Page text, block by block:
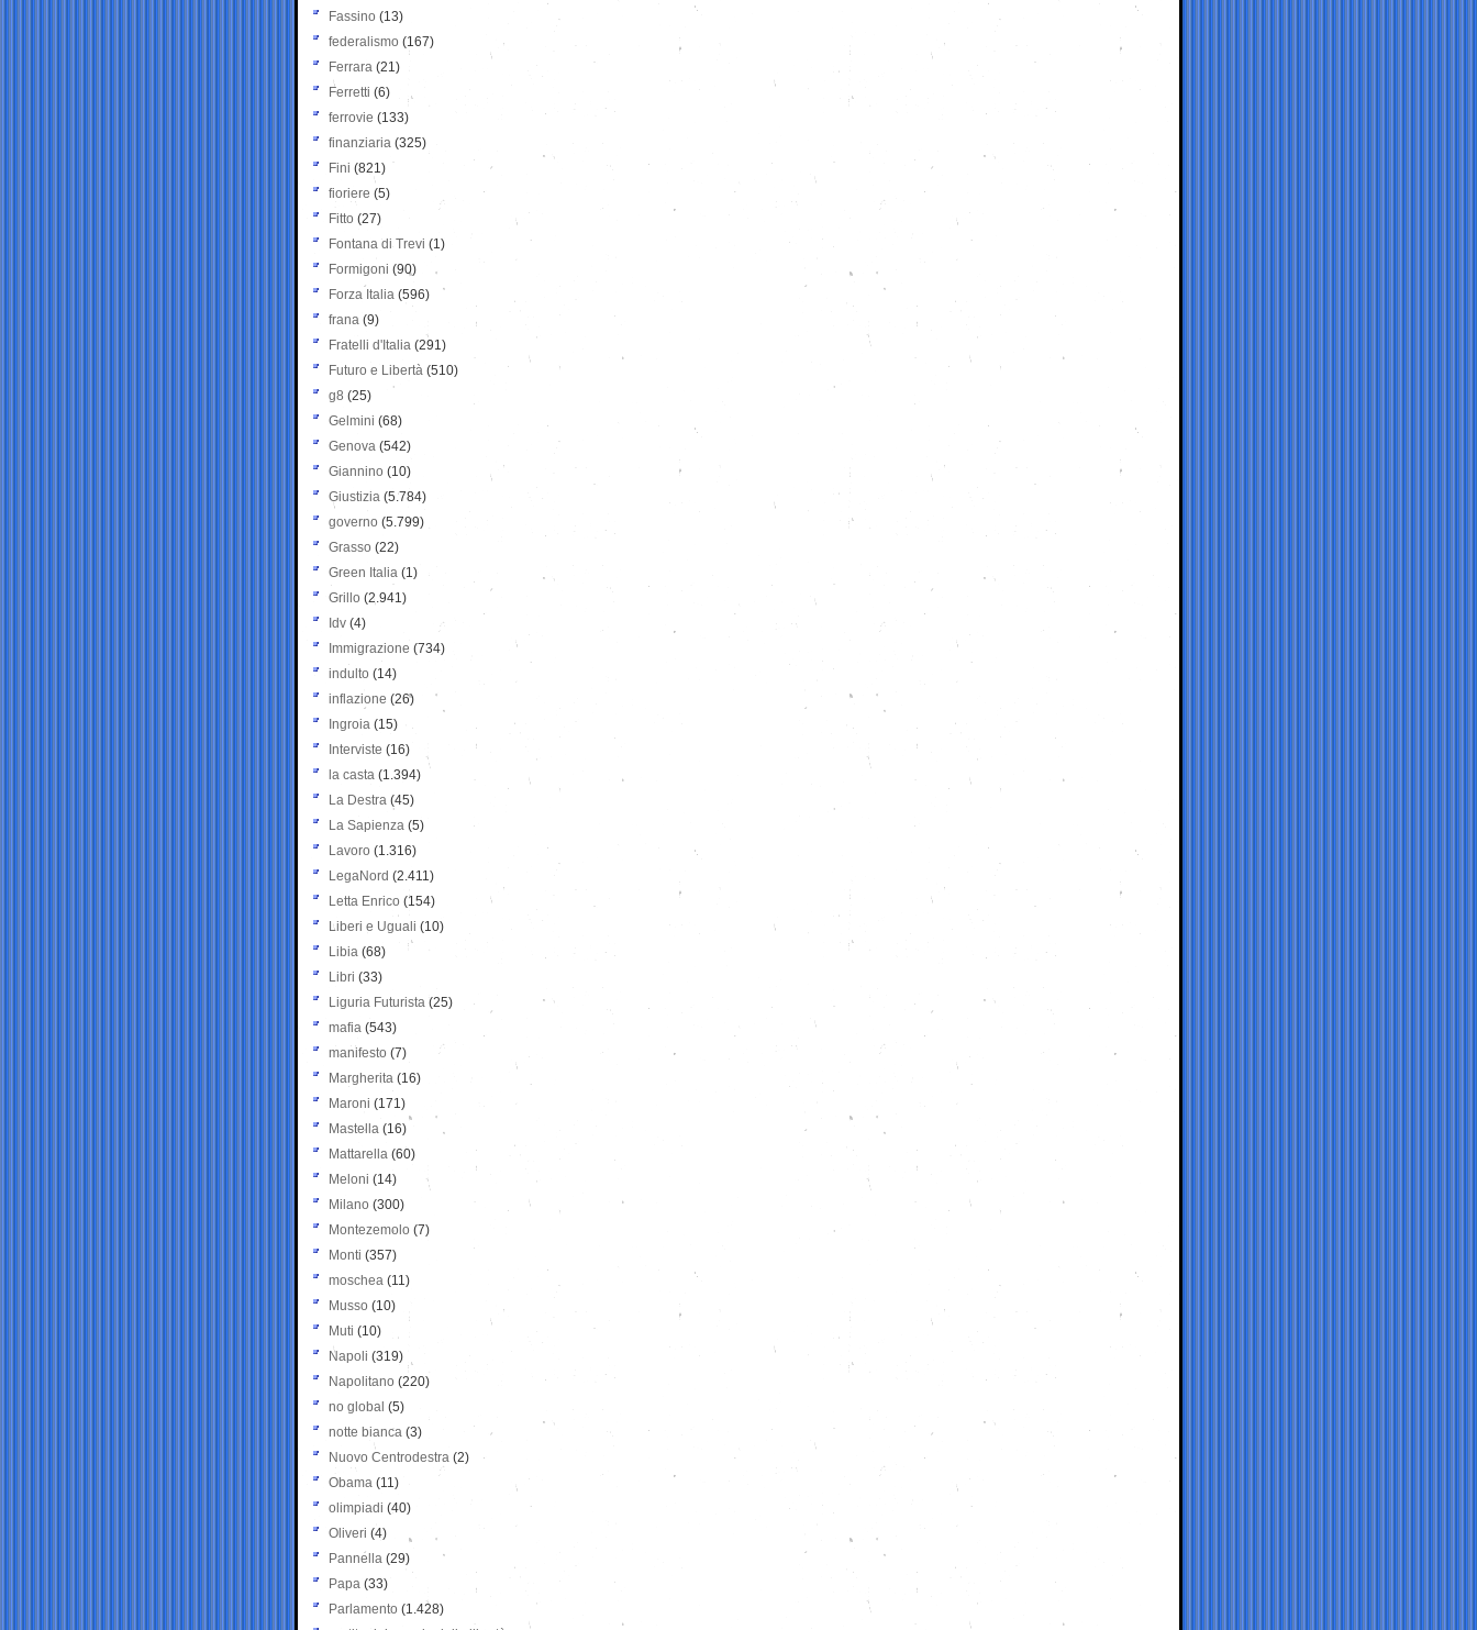
Fassino (13)
federalismo (167)
Ferrara (21)
Ferretti (6)
ferrovie (133)
finanziaria (325)
Fini (821)
fioriere (5)
Fitto (27)
Fontana di Trevi (1)
Formigoni (90)
Forza Italia (596)
frana (9)
Fratelli d'Italia (291)
Futuro e Libertà (510)
g8 (25)
Gelmini (68)
Genova (542)
Giannino (10)
Giustizia (5.784)
governo (5.799)
Grasso (22)
Green Italia (1)
Grillo (2.941)
Idv (4)
Immigrazione (734)
indulto (14)
inflazione (26)
Ingroia (15)
Interviste (16)
la casta (1.394)
La Destra (45)
La Sapienza (5)
Lavoro (1.316)
LegaNord (2.411)
Letta Enrico (154)
Liberi e Uguali (10)
Libia (68)
Libri (33)
Liguria Futurista (25)
mafia (543)
manifesto (7)
Margherita (16)
Maroni (171)
Mastella (16)
Mattarella (60)
Meloni (14)
Milano (300)
Montezemolo (7)
Monti (357)
moschea (11)
Musso (10)
Muti (10)
Napoli (319)
Napolitano (220)
no global (5)
notte bianca (3)
Nuovo Centrodestra (2)
Obama (11)
olimpiadi (40)
Oliveri (4)
Pannella (29)
Papa (33)
Parlamento (1.428)